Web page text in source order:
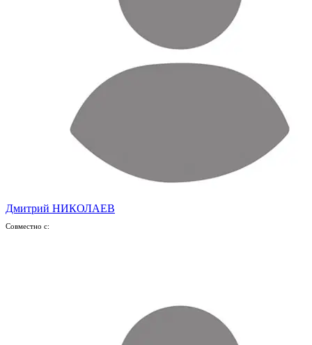
Дмитрий НИКОЛАЕВ
Совместно с: